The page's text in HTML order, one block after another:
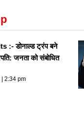
:- डोनाल्ड ट्रंप बने
जनता को संबोधित
2:34 pm